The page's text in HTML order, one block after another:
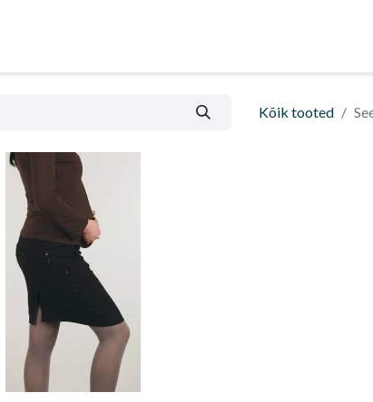
Kõik tooted